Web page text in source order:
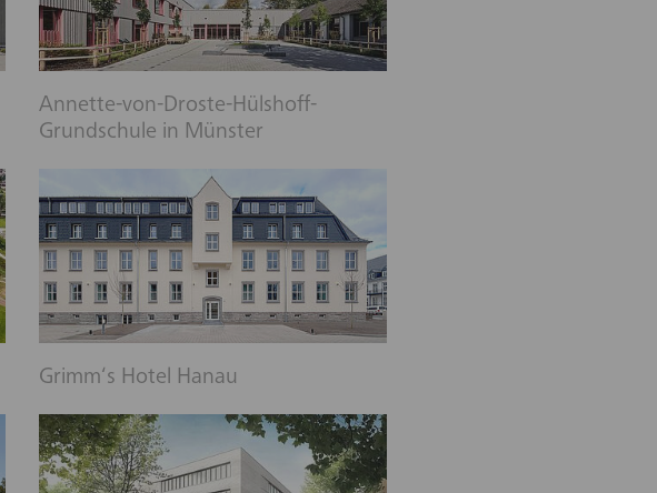
Annette-von-Droste-Hülshoff-
Grundschule in Münster
Grimm‘s Hotel Hanau